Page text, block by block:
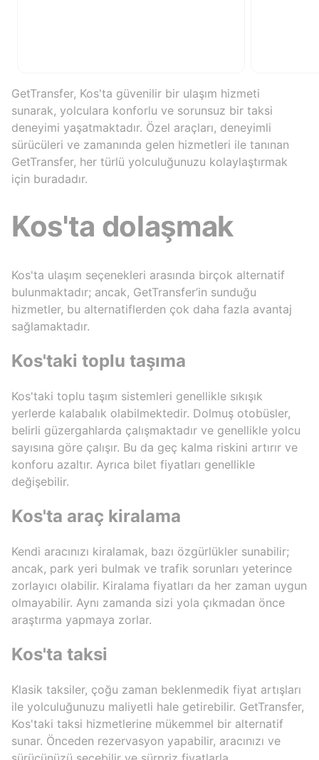
GetTransfer, Kos'ta güvenilir bir ulaşım hizmeti
sunarak, yolculara konforlu ve sorunsuz bir taksi
deneyimi yaşatmaktadır. Özel araçları, deneyimli
sürücüleri ve zamanında gelen hizmetleri ile tanınan
GetTransfer, her türlü yolculuğunuzu kolaylaştırmak
için buradadır.
Kos'ta dolaşmak
Kos'ta ulaşım seçenekleri arasında birçok alternatif
bulunmaktadır; ancak, GetTransfer’in sunduğu
hizmetler, bu alternatiflerden çok daha fazla avantaj
sağlamaktadır.
Kos'taki toplu taşıma
Kos'taki toplu taşım sistemleri genellikle sıkışık
yerlerde kalabalık olabilmektedir. Dolmuş otobüsler,
belirli güzergahlarda çalışmaktadır ve genellikle yolcu
sayısına göre çalışır. Bu da geç kalma riskini artırır ve
konforu azaltır. Ayrıca bilet fiyatları genellikle
değişebilir.
Kos'ta araç kiralama
Kendi aracınızı kiralamak, bazı özgürlükler sunabilir;
ancak, park yeri bulmak ve trafik sorunları yeterince
zorlayıcı olabilir. Kiralama fiyatları da her zaman uygun
olmayabilir. Aynı zamanda sizi yola çıkmadan önce
araştırma yapmaya zorlar.
Kos'ta taksi
Klasik taksiler, çoğu zaman beklenmedik fiyat artışları
ile yolculuğunuzu maliyetli hale getirebilir. GetTransfer,
Kos'taki taksi hizmetlerine mükemmel bir alternatif
sunar. Önceden rezervasyon yapabilir, aracınızı ve